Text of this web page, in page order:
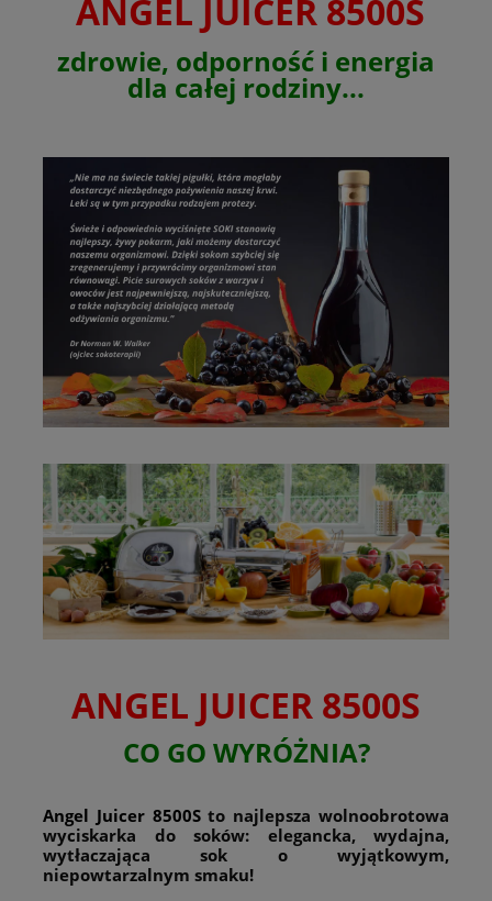
ANGEL JUICER 8500S
zdrowie, odporność i energia
dla całej rodziny...
ANGEL JUICER 8500S
CO GO WYRÓŻNIA?
Angel Juicer 8500S to najlepsza wolnoobrotowa
wyciskarka do soków: elegancka, wydajna,
wytłaczająca sok o wyjątkowym,
niepowtarzalnym smaku!